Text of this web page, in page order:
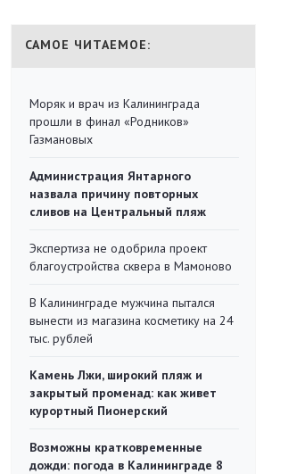
САМОЕ ЧИТАЕМОЕ:
Моряк и врач из Калининграда
прошли в финал «Родников»
Газмановых
Администрация Янтарного
назвала причину повторных
сливов на Центральный пляж
Экспертиза не одобрила проект
благоустройства сквера в Мамоново
В Калининграде мужчина пытался
вынести из магазина косметику на 24
тыс. рублей
Камень Лжи, широкий пляж и
закрытый променад: как живет
курортный Пионерский
Возможны кратковременные
дожди: погода в Калининграде 8